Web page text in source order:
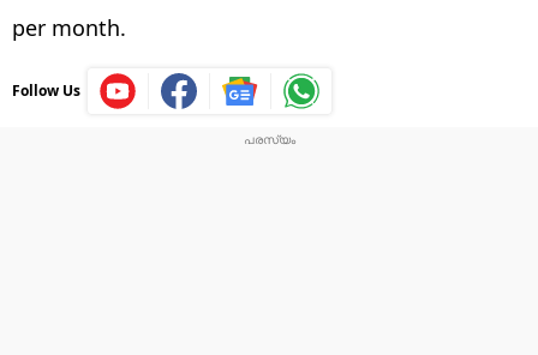
per month.
Follow Us